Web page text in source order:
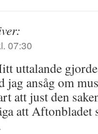
07:30
uttalande
jag ansåg om
att just den
att Aftonbladet